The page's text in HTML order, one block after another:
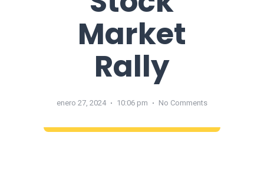
Market
Rally
enero 27, 2024 10:06 pm No Comments